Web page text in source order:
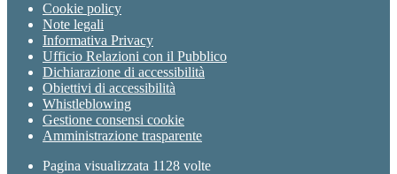
Cookie policy
Note legali
Informativa Privacy
Ufficio Relazioni con il Pubblico
Dichiarazione di accessibilità
Obiettivi di accessibilità
Whistleblowing
Gestione consensi cookie
Amministrazione trasparente
Pagina visualizzata 1128 volte